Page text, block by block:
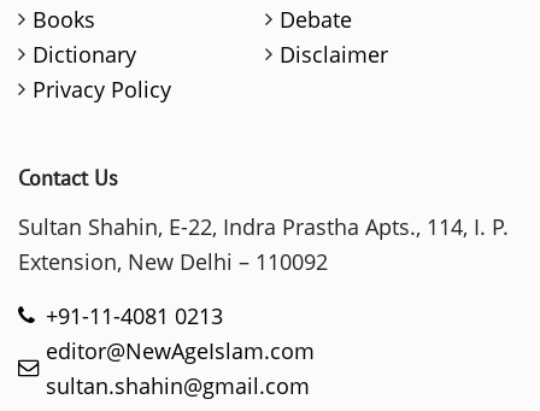
Books
Debate
Dictionary
Disclaimer
Privacy Policy
Contact Us
Sultan Shahin, E-22, Indra Prastha Apts., 114, I. P.
Extension, New Delhi – 110092
+91-11-4081 0213
editor@NewAgeIslam.com
sultan.shahin@gmail.com